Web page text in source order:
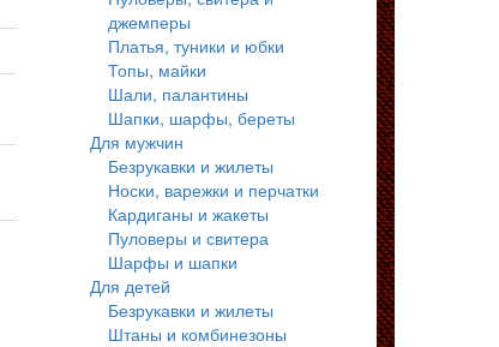
джемперы
Платья, туники и юбки
Топы, майки
Шали, палантины
Шапки, шарфы, береты
Для мужчин
Безрукавки и жилеты
Носки, варежки и перчатки
Кардиганы и жакеты
Пуловеры и свитера
Шарфы и шапки
Для детей
Безрукавки и жилеты
Штаны и комбинезоны